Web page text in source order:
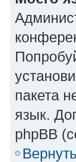
пакета
язык.
phpBB